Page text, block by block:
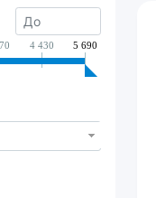
4 430 5 690